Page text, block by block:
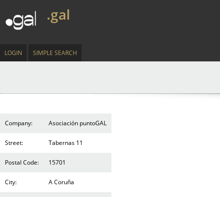
.gal
LOGIN SIMPLE SEARCH
Company: Asociación puntoGAL
Street: Tabernas 11
Postal Code: 15701
City: A Coruña